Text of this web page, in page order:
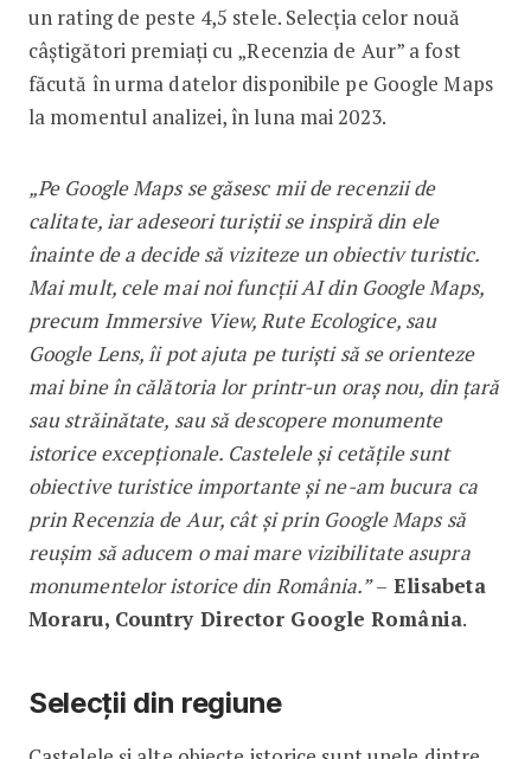
un rating de peste 4,5 stele. Selecția celor nouă
câștigători premiați cu „Recenzia de Aur” a fost
făcută în urma datelor disponibile pe Google Maps
la momentul analizei, în luna mai 2023.
„Pe Google Maps se găsesc mii de recenzii de
calitate, iar adeseori turiștii se inspiră din ele
înainte de a decide să viziteze un obiectiv turistic.
Mai mult, cele mai noi funcții AI din Google Maps,
precum Immersive View, Rute Ecologice, sau
Google Lens, îi pot ajuta pe turiști să se orienteze
mai bine în călătoria lor printr-un oraș nou, din țară
sau străinătate, sau să descopere monumente
istorice excepționale. Castelele și cetățile sunt
obiective turistice importante și ne-am bucura ca
prin Recenzia de Aur, cât și prin Google Maps să
reușim să aducem o mai mare vizibilitate asupra
monumentelor istorice din România.”– Elisabeta
Moraru, Country Director Google România.
Selecții din regiune